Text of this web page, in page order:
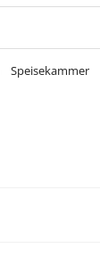
Speisekammer